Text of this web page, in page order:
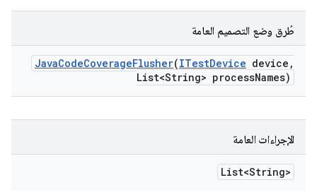
طُرق وضع التصميم العامة
JavaCodeCoverageFlusher(ITestDevice device ,
List<String> processNames)
الإجراءات العامة
List<String>